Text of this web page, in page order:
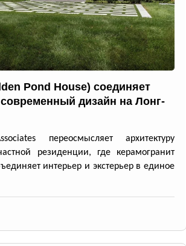
Pond House) соединяет
дизайн на Лонг-
переосмысляет архитектуру
резиденции, где керамогранит
интерьер и экстерьер в единое